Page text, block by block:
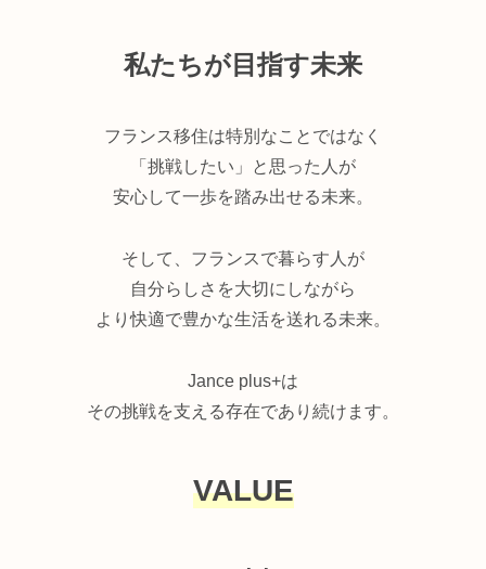
私たちが目指す未来
フランス移住は特別なことではなく
「挑戦したい」と思った人が
安心して一歩を踏み出せる未来。
そして、フランスで暮らす人が
自分らしさを大切にしながら
より快適で豊かな生活を送れる未来。
Jance plus+は
その挑戦を支える存在であり続けます。
VALUE